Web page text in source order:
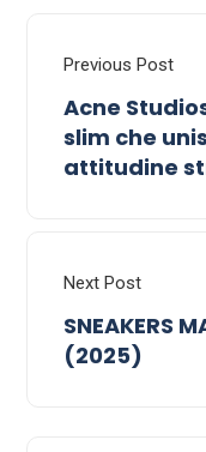
Previous Post
Acne
slim che
attitudine
Next Post
SNEAKERS
(2025)